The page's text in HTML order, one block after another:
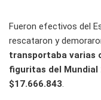
Fueron efectivos del
rescataron y
transportaba varias
figuritas del Mundial
$17.666.843.